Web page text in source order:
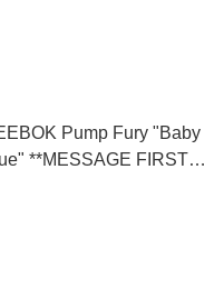
Pump Fury "Baby
**MESSAGE FIRST/